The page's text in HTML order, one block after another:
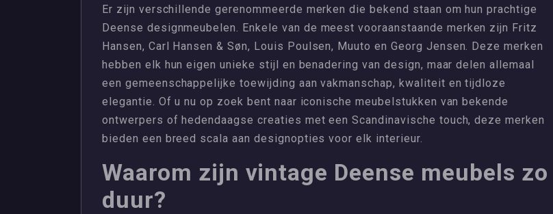
Er zijn verschillende gerenommeerde merken die bekend staan om hun prachtige
Deense designmeubelen. Enkele van de meest vooraanstaande merken zijn Fritz
Hansen, Carl Hansen & Søn, Louis Poulsen, Muuto en Georg Jensen. Deze merken
hebben elk hun eigen unieke stijl en benadering van design, maar delen allemaal
een gemeenschappelijke toewijding aan vakmanschap, kwaliteit en tijdloze
elegantie. Of u nu op zoek bent naar iconische meubelstukken van bekende
ontwerpers of hedendaagse creaties met een Scandinavische touch, deze merken
bieden een breed scala aan designopties voor elk interieur.
Waarom zijn vintage Deense meubels zo
duur?